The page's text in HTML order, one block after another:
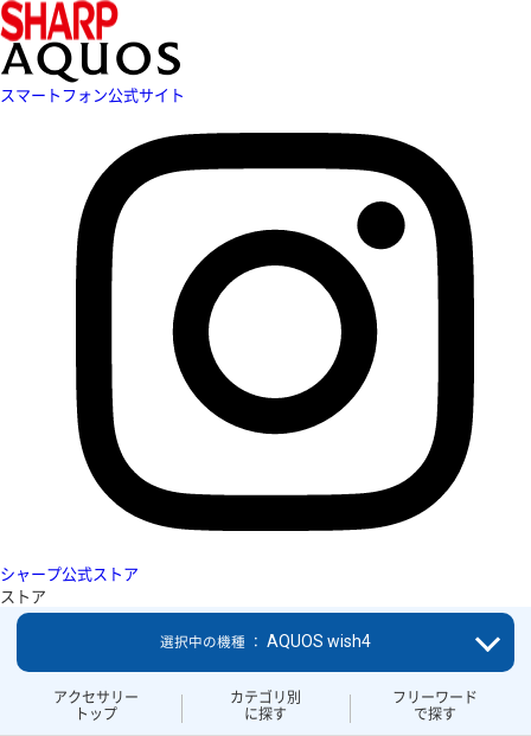
スマートフォン公式サイト
シャープ公式ストア
ストア
アクセサリー
トップ
カテゴリ別
に探す
フリーワード
で探す
選択中の機種 ： AQUOS wish4